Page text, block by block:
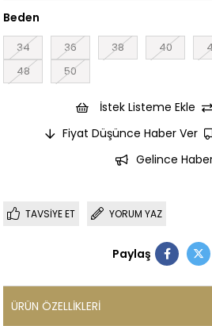
Beden
34 36 38 40
48
50
İstek Listeme Ekle
Fiyat Düşünce Haber Ver
Gelince
TAVSIYE ET YORUM YAZ
Paylaş
ÜRÜN ÖZELLIKLERI